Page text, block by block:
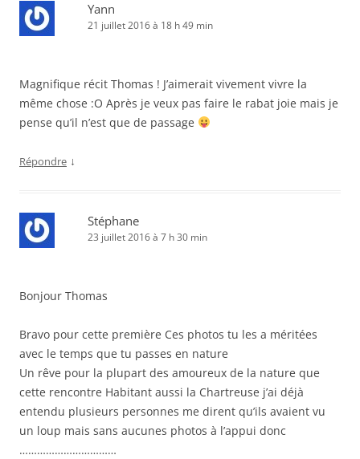
Yann
21 juillet 2016 à 18 h 49 min
Magnifique récit Thomas ! J’aimerait vivement vivre la
même chose :O Après je veux pas faire le rabat joie mais je
pense qu’il n’est que de passage
Répondre ↓
Stéphane
23 juillet 2016 à 7 h 30 min
Bonjour Thomas
Bravo pour cette première Ces photos tu les a méritées
avec le temps que tu passes en nature
Un rêve pour la plupart des amoureux de la nature que
cette rencontre Habitant aussi la Chartreuse j’ai déjà
entendu plusieurs personnes me dirent qu’ils avaient vu
un loup mais sans aucunes photos à l’appui donc
……………………………